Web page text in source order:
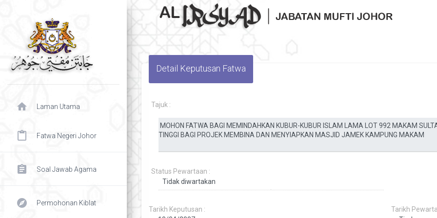
home Laman Utama
content_paste Fatwa Negeri Johor
assignment Soal Jawab Agama
explore Permohonan Kiblat
Detail Keputusan Fatwa
Tajuk :
Status Pewartaan :
Tarikh Keputusan : Tarikh